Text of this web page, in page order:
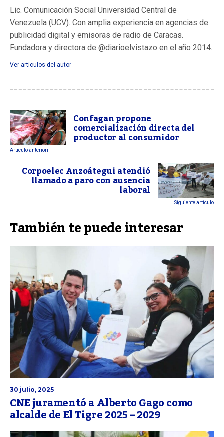
Lic. Comunicación Social Universidad Central de
Venezuela (UCV). Con amplia experiencia en agencias de
publicidad digital y emisoras de radio de Caracas.
Fundadora y directora de @diarioelvistazo en el año 2014.
Ver articulos del autor
Confagan propone
comercialización directa del
productor al consumidor
Articulo anteriori
Corpoelec Anzoátegui atendió
llamado a paro con ausencia
laboral
Siguiente articulo
También te puede interesar
30 julio, 2025
CNE juramentó a Alberto Gago como
alcalde de El Tigre 2025 – 2029